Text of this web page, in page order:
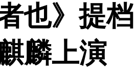
也》提档
麟上演